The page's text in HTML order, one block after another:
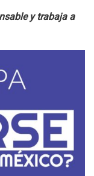
y trabaja a